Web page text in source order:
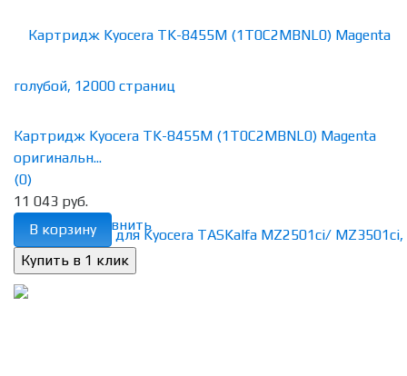
избранное сравнить
Картридж Kyocera TK-8455M (1T0C2MBNL0) Magenta
оригинальн...
(0)
11 043 руб.
В корзину